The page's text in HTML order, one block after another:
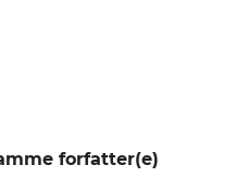
forfatter(e)